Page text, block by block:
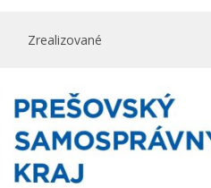
Zrealizované